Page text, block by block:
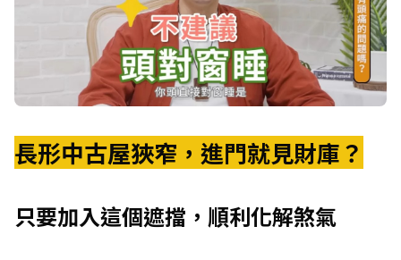
長形中古屋狹窄，進門就見財庫？
只要加入這個遮擋，順利化解煞氣